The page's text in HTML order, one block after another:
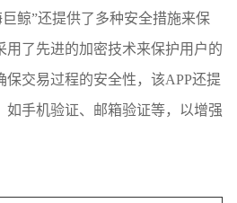
鲸”还提供了多种安全措施来保
用了先进的加密技术来保护用户的
交易过程的安全性，该APP还提
如手机验证、邮箱验证等，以增强